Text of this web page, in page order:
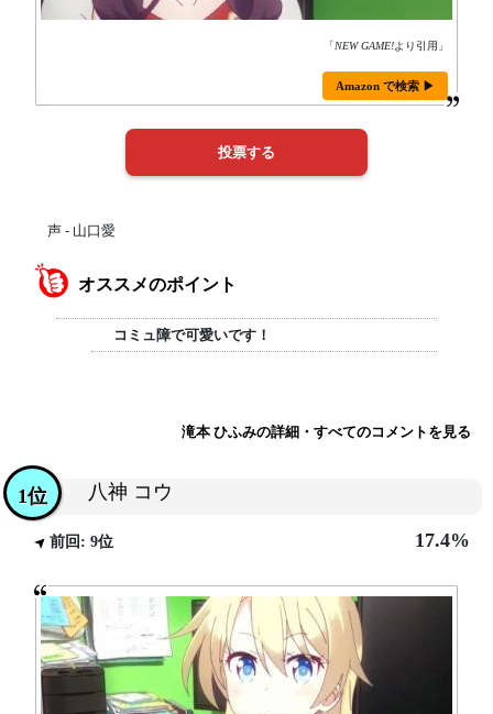
「NEW GAME!より引用」
Amazon で検索 ▶
声 - 山口愛
オススメのポイント
コミュ障で可愛いです！
滝本 ひふみの詳細・すべてのコメントを見る
八神 コウ
1位
前回: 9位 17.4%